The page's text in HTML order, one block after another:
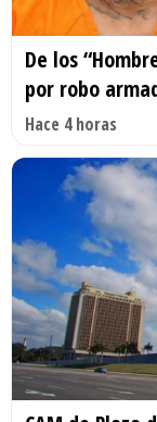
De los
por robo
Hace 4 horas